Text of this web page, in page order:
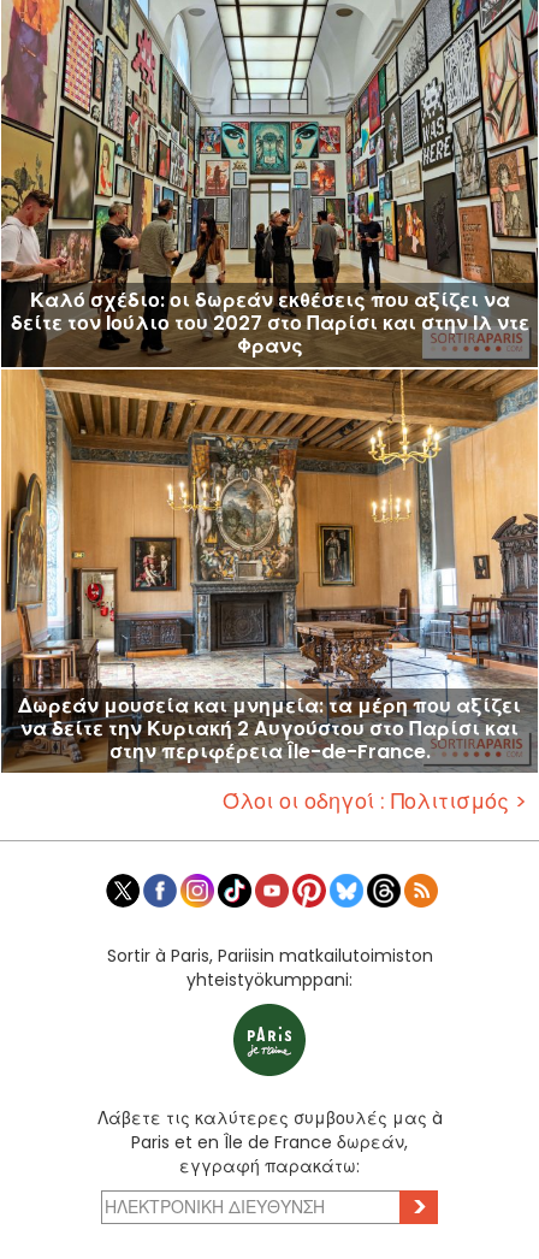
Καλό σχέδιο: οι δωρεάν εκθέσεις που αξίζει να
δείτε τον Ιούλιο του 2027 στο Παρίσι και στην Ιλ ντε
Φρανς
Δωρεάν μουσεία και μνημεία: τα μέρη που αξίζει
να δείτε την Κυριακή 2 Αυγούστου στο Παρίσι και
στην περιφέρεια Île-de-France.
Όλοι οι οδηγοί : Πολιτισμός >
Sortir à Paris, Pariisin matkailutoimiston
yhteistyökumppani:
Λάβετε τις καλύτερες συμβουλές μας à
Paris et en Île de France δωρεάν,
εγγραφή παρακάτω:
>